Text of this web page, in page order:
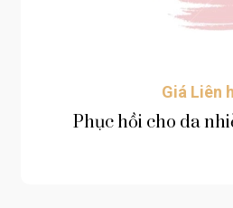
Giá Liên
Phục hồi cho da